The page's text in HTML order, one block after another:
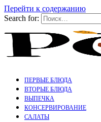
Перейти к содержанию
Search for:
ПЕРВЫЕ БЛЮДА
ВТОРЫЕ БЛЮДА
ВЫПЕЧКА
КОНСЕРВИРОВАНИЕ
САЛАТЫ